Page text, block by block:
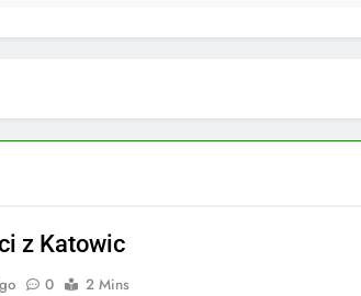
z Katowic
0
2 Mins